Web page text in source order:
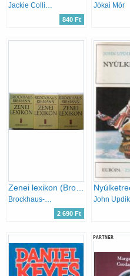
840 Ft
Jókai Mór
Zenei lexikon (Brockhaus) 1-3.
Brockhaus-Reimann
2 690 Ft
John
PARTNER